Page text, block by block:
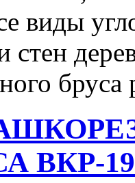
виды
стен
бруса
ВКР-19